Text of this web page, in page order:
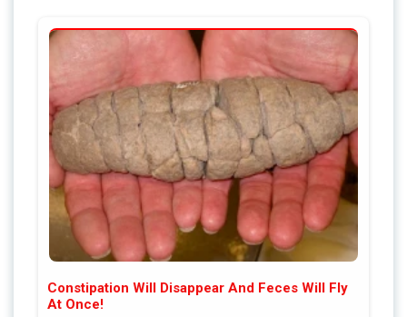
Constipation Will Disappear And Feces Will Fly
At Once!